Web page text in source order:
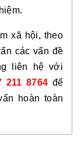
xã hội, theo
các vấn đề
liên hệ với
211 8764 để
hoàn toàn